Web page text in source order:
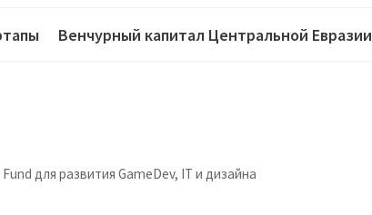
Венчурный капитал Центральной Евразии
для развития GameDev, IT и дизайна